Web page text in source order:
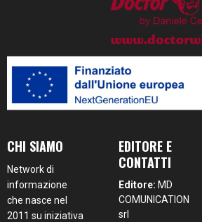
CHI SIAMO
Network di
informazione
che nasce nel
2011 su iniziativa
EDITORE E
CONTATTI
Editore: MD
COMUNICATION
srl